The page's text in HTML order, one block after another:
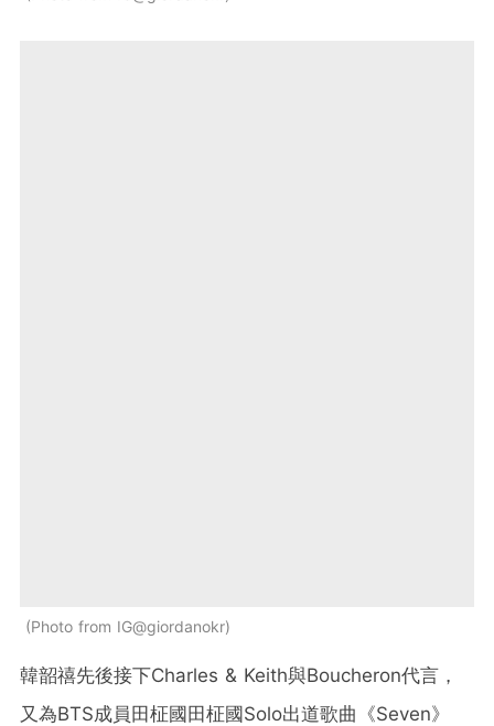
Photo from IG@giordanokr
韓韶禧先後接下Charles & Keith與Boucheron代言，
又為BTS成員田柾國田柾國Solo出道歌曲《Seven》